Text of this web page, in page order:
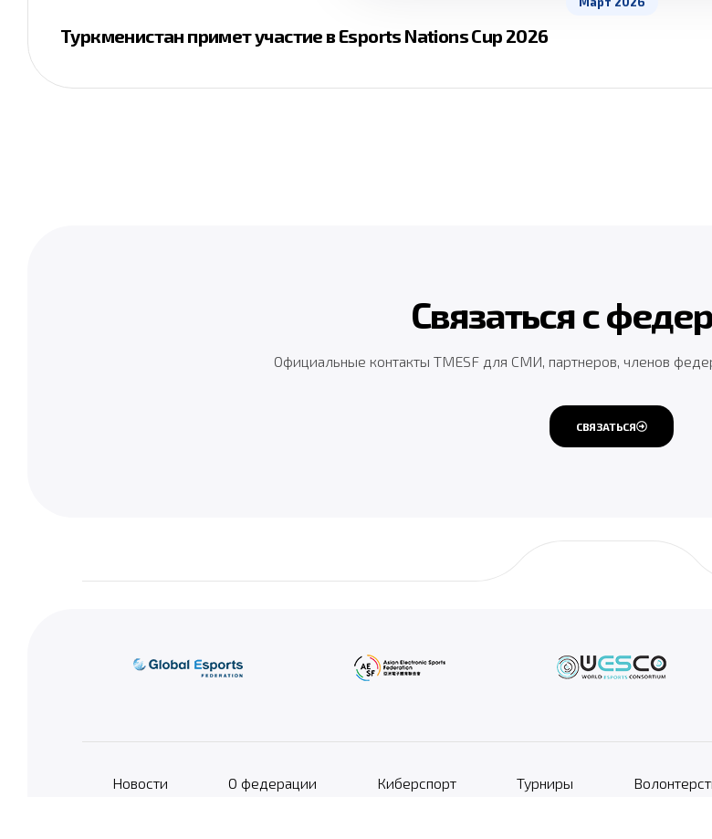
Туркменистан примет участие в Esports Nations Cup 2026
Связаться с
Официальные контакты TMESF для СМИ, партнеров, членов
СВЯЗАТЬСЯ
Новости О федерации Киберспорт Турниры